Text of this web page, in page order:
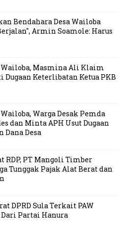
Bendahara Desa Wailoba
Armin Soamole: Harus
Masmina Ali Klaim
Dugaan Keterlibatan Ketua PKB
Warga Desak Pemda
dan Minta APH Usut Dugaan
Dana Desa
RDP, PT Mangoli Timber
Tunggak Pajak Alat Berat dan
DPRD Sula Terkait PAW
Dari Partai Hanura